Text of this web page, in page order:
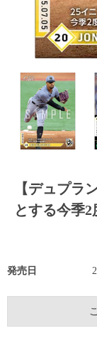
【デュプラ
とする今季2
発売日